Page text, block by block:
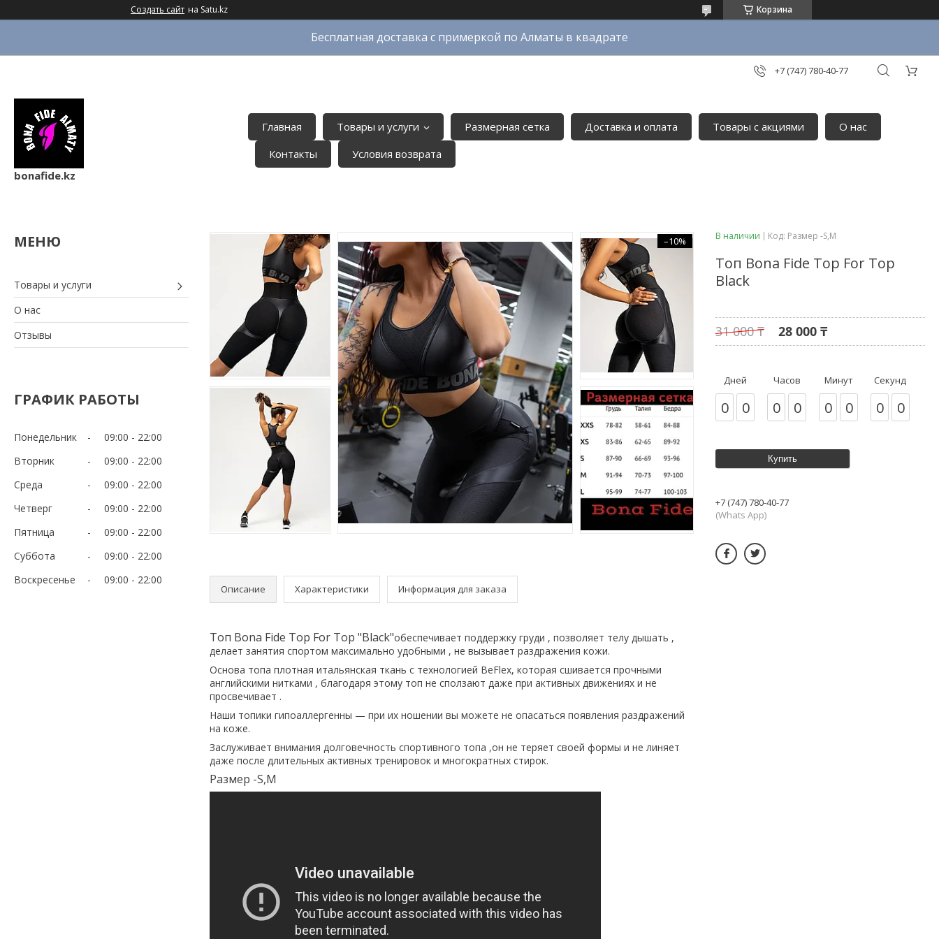
Создать сайт на Satu.kz Корзина
Бесплатная доставка с примеркой по Алматы в квадрате
+7 (747) 780-40-77
bonafide.kz
Главная Товары и услуги Размерная сетка Доставка и оплата Товары с акциями
О нас
Контакты
Условия возврата
Товары и услуги
О нас
Отзывы
ГРАФИК РАБОТЫ
Понедельник 09:00
22:00
Вторник
09:00
22:00
Среда
09:00
22:00
Четверг
09:00
22:00
Пятница
09:00
22:00
Суббота
09:00
22:00
Воскресенье
09:00 22:00
–10%
Описание Характеристики Информация для заказа
Топ Bona Fide Top For Top "Black"обеспечивает поддержку груди , позволяет телу дышать ,
делает занятия спортом максимально удобными , не вызывает раздражения кожи.
Основа топа плотная итальянская ткань с технологией BeFlex, которая сшивается прочными
английскими нитками , благодаря этому топ не сползают даже при активных движениях и не
просвечивает .
Наши топики гипоаллергенны — при их ношении вы можете не опасаться появления раздражений
на коже.
Заслуживает внимания долговечность спортивного топа ,он не теряет своей формы и не линяет
даже после длительных активных тренировок и многократных стирок.
Размер -S,M
В наличии Код: Размер -S,M
Топ Bona Fide Top For Top
Black
31 000 ₸ 28 000 ₸
Дней
0 0
Часов
0 0
Минут
0 0
Секунд
0 0
Купить
+7 (747) 780-40-77
(Whats App)